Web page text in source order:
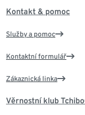
Kontakt & pomoc
Služby a pomoc
Kontaktní formulář
Zákaznická linka
Věrnostní klub